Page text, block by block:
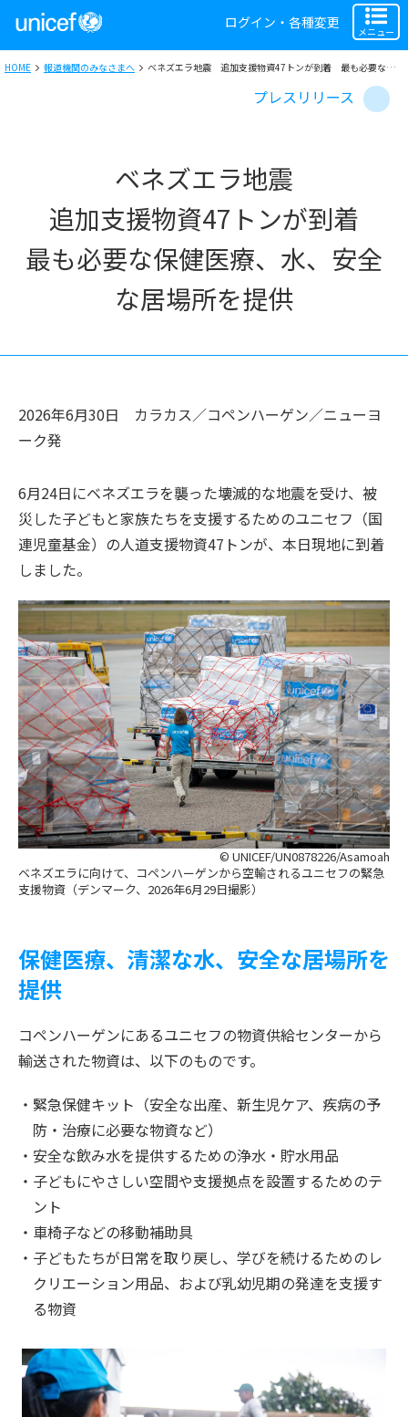
ログイン・各種変更
メニュー
HOME 報道機関のみなさまへ ベネズエラ地震 追加支援物資47トンが到着 最も必要な保健医療、水、安全な居場所を提供
プレスリリース
ベネズエラ地震
追加支援物資47トンが到着
最も必要な保健医療、水、安全
な居場所を提供
2026年6月30日
カラカス／コペンハーゲン／ニューヨ
ーク発
6月24日にベネズエラを襲った壊滅的な地震を受け、被
災した子どもと家族たちを支援するためのユニセフ（国
連児童基金）の人道支援物資47トンが、本日現地に到着
しました。
© UNICEF/UN0878226/Asamoah
ベネズエラに向けて、コペンハーゲンから空輸されるユニセフの緊急
支援物資（デンマーク、2026年6月29日撮影）
保健医療、清潔な水、安全な居場所を
提供
コペンハーゲンにあるユニセフの物資供給センターから
輸送された物資は、以下のものです。
緊急保健キット（安全な出産、新生児ケア、疾病の予
防・治療に必要な物資など）
安全な飲み水を提供するための浄水・貯水用品
子どもにやさしい空間や支援拠点を設置するためのテ
ント
車椅子などの移動補助具
子どもたちが日常を取り戻し、学びを続けるためのレ
クリエーション用品、および乳幼児期の発達を支援す
る物資